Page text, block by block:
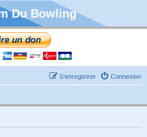
Du Bowling
Connexion
S’enregistrer